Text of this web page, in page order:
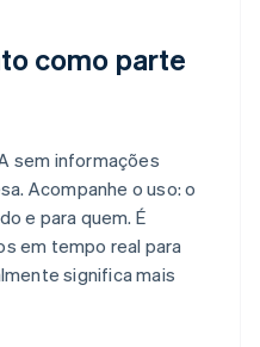
como parte
sem informações
Acompanhe o uso: o
e para quem. É
em tempo real para
significa mais